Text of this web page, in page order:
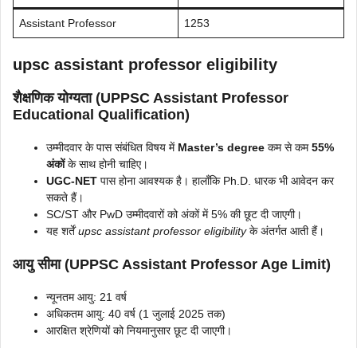
Assistant Professor 1253
upsc assistant professor eligibility
शैक्षणिक योग्यता (UPPSC Assistant Professor
Educational Qualification)
उम्मीदवार के पास संबंधित विषय में Master’s degree कम से कम55%
अंकोंके साथ होनी चाहिए।
UGC-NET पास होना आवश्यक है। हालाँकि Ph.D. धारक भी आवेदन कर
सकते हैं।
SC/ST और PwD उम्मीदवारों को अंकों में 5% की छूट दी जाएगी।
यह शर्तेंupsc assistant professor eligibilityके अंतर्गत आती हैं।
आयु सीमा (UPPSC Assistant Professor Age Limit)
न्यूनतम आयु: 21 वर्ष
अधिकतम आयु: 40 वर्ष (1 जुलाई 2025 तक)
आरक्षित श्रेणियों को नियमानुसार छूट दी जाएगी।